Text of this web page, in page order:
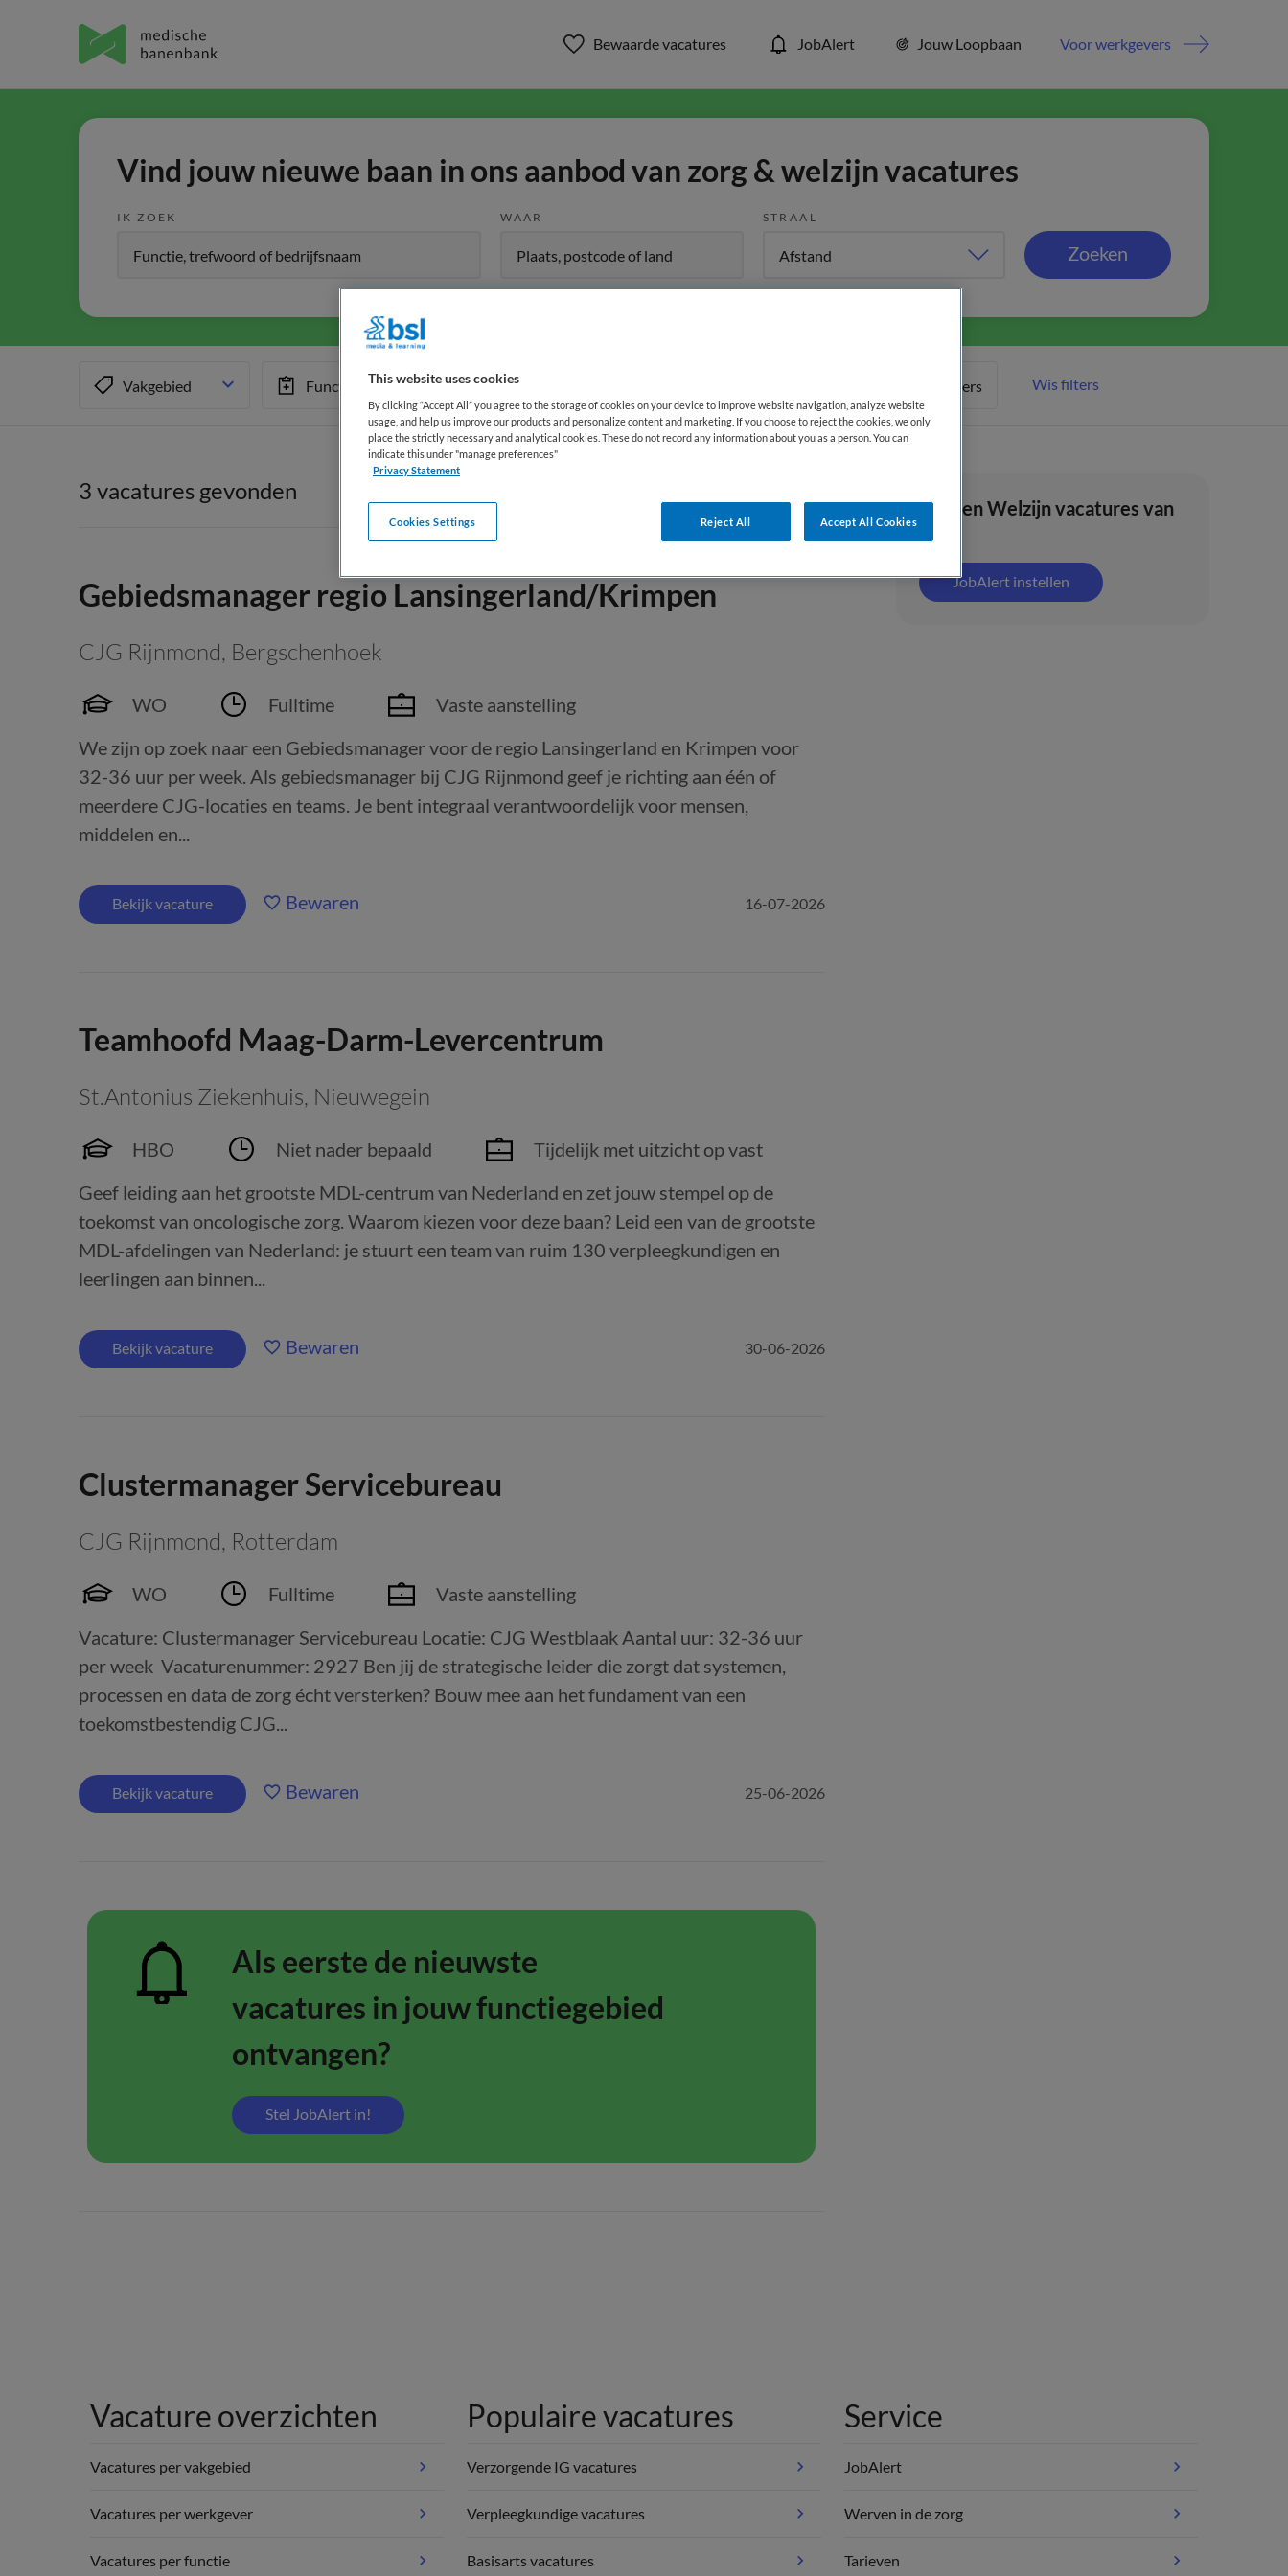
Bewaarde vacatures JobAlert Jouw Loopbaan Voor werkgevers
Vind jouw nieuwe baan in ons aanbod van zorg & welzijn vacatures
IK ZOEK WAAR STRAAL
Zoeken
Vakgebied Functiegebied Opleiding Meer filters Wis filters
Zorg en Welzijn vacatures van
JobAlert instellen
3 vacatures gevonden
Gebiedsmanager regio Lansingerland/Krimpen
CJG Rijnmond, Bergschenhoek
WO Fulltime
Vaste aanstelling
We zijn op zoek naar een Gebiedsmanager voor de regio Lansingerland en Krimpen voor
32-36 uur per week. Als gebiedsmanager bij CJG Rijnmond geef je richting aan één of
meerdere CJG-locaties en teams. Je bent integraal verantwoordelijk voor mensen,
middelen en...
Bekijk vacature Bewaren 16-07-2026
Teamhoofd Maag-Darm-Levercentrum
St.Antonius Ziekenhuis, Nieuwegein
HBO Niet nader bepaald
Tijdelijk met uitzicht op vast
Geef leiding aan het grootste MDL-centrum van Nederland en zet jouw stempel op de
toekomst van oncologische zorg. Waarom kiezen voor deze baan? Leid een van de grootste
MDL-afdelingen van Nederland: je stuurt een team van ruim 130 verpleegkundigen en
leerlingen aan binnen...
Bekijk vacature Bewaren 30-06-2026
Clustermanager Servicebureau
CJG Rijnmond, Rotterdam
WO Fulltime
Vaste aanstelling
Vacature: Clustermanager Servicebureau Locatie: CJG Westblaak Aantal uur: 32-36 uur
per week Vacaturenummer: 2927 Ben jij de strategische leider die zorgt dat systemen,
processen en data de zorg écht versterken? Bouw mee aan het fundament van een
toekomstbestendig CJG...
Bekijk vacature Bewaren 25-06-2026
Als eerste de nieuwste
vacatures in jouw functiegebied
ontvangen?
Stel JobAlert in!
Vacature overzichten
Vacatures per vakgebied
Vacatures per werkgever
Vacatures per functie
Populaire vacatures
Verzorgende IG vacatures
Verpleegkundige vacatures
Basisarts vacatures
Service
JobAlert
Werven in de zorg
Tarieven
This website uses cookies
By clicking “Accept All” you agree to the storage of cookies on your device to improve website navigation, analyze website
usage, and help us improve our products and personalize content and marketing. If you choose to reject the cookies, we only
place the strictly necessary and analytical cookies. These do not record any information about you as a person. You can
indicate this under "manage preferences"
Privacy Statement
Reject All Accept All Cookies
Cookies Settings